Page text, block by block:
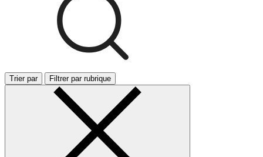
Trier par Filtrer par rubrique